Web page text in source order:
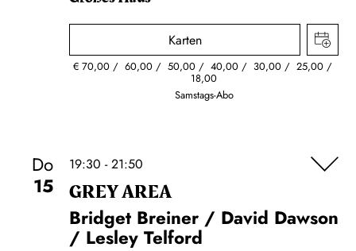
Karten
€ 70,00 60,00 50,00 40,00 30,00 25,00
18,00
Samstags-Abo
Do
15
19:30 - 21:50
GREY AREA
Bridget Breiner / David Dawson
/ Lesley Telford